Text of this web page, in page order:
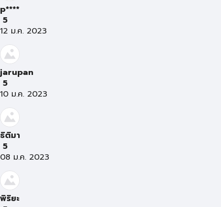
p****
5
12 ม.ค. 2023
jarupan
5
10 ม.ค. 2023
ธิติมา
5
08 ม.ค. 2023
พิริยะ